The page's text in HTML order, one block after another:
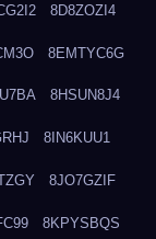
8D8ZOZI4
8EMTYC6G
8HSUN8J4
8IN6KUU1
8JO7GZIF
8KPYSBQS